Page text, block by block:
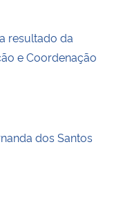
resultado da
e Coordenação
dos Santos